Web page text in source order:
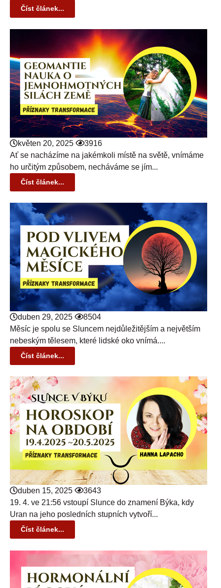
Číst článek...
květen 20, 2025
3916
Ať se nacházíme na jakémkoli místě na světě, vnímáme
ho určitým způsobem, necháváme se jím...
Číst článek...
duben 29, 2025
8504
Měsíc je spolu se Sluncem nejdůležitějším a největším
nebeským tělesem, které lidské oko vnímá....
Číst článek...
duben 15, 2025
3643
19. 4. ve 21:56 vstoupí Slunce do znamení Býka, kdy
Uran na jeho posledních stupních vytvoří...
Číst článek...